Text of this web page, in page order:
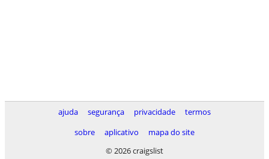
ajuda segurança privacidade
termos
sobre
aplicativo
mapa do site
© 2026 craigslist